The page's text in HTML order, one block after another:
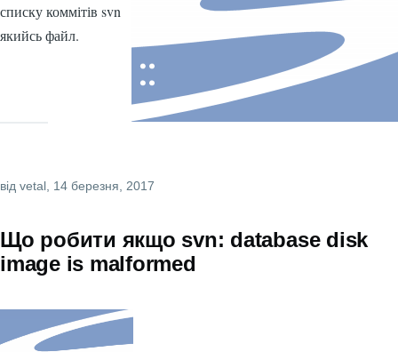
списку коммітів svn
якийсь файл.
від vetal, 14 березня, 2017
Що робити якщо svn: database disk
image is malformed